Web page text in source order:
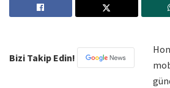
Bizi Takip Edin!